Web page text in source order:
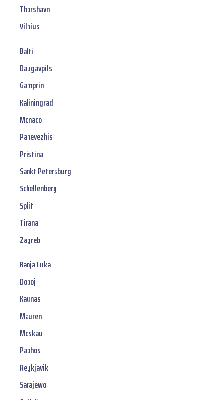
Thorshavn
Vilnius
Balti
Daugavpils
Gamprin
Kaliningrad
Monaco
Panevezhis
Pristina
Sankt Petersburg
Schellenberg
Split
Tirana
Zagreb
Banja Luka
Doboj
Kaunas
Mauren
Moskau
Paphos
Reykjavik
Sarajewo